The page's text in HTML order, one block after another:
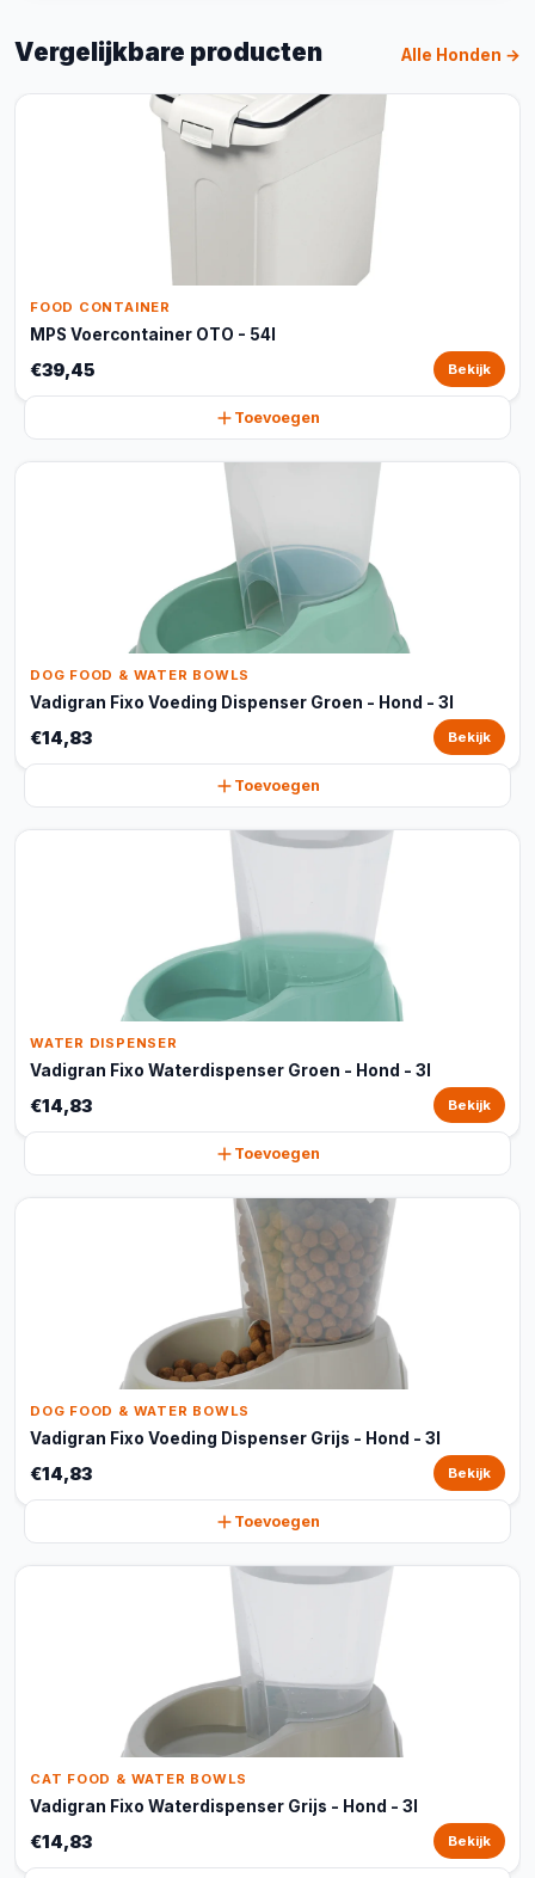
Vergelijkbare producten Alle Honden →
FOOD CONTAINER
MPS Voercontainer OTO - 54l
€39,45 Bekijk
Toevoegen
DOG FOOD & WATER BOWLS
Vadigran Fixo Voeding Dispenser Groen - Hond - 3l
€14,83 Bekijk
Toevoegen
WATER DISPENSER
Vadigran Fixo Waterdispenser Groen - Hond - 3l
€14,83 Bekijk
Toevoegen
DOG FOOD & WATER BOWLS
Vadigran Fixo Voeding Dispenser Grijs - Hond - 3l
€14,83 Bekijk
Toevoegen
CAT FOOD & WATER BOWLS
Vadigran Fixo Waterdispenser Grijs - Hond - 3l
€14,83 Bekijk